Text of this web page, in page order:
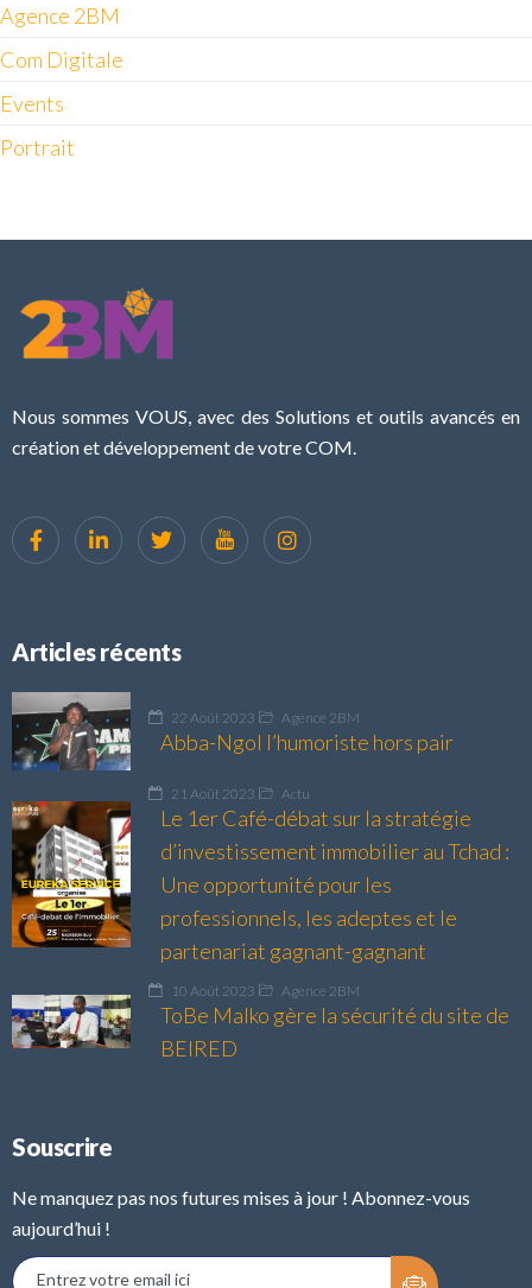
Agence 2BM
Com Digitale
Events
Portrait
Nous sommes VOUS, avec des Solutions et outils avancés en
création et développement de votre COM.
Articles récents
22 Août 2023 Agence 2BM
Abba-Ngol l’humoriste hors pair
21 Août 2023 Actu
Le 1er Café-débat sur la stratégie
d’investissement immobilier au Tchad :
Une opportunité pour les
professionnels, les adeptes et le
partenariat gagnant-gagnant
10 Août 2023 Agence 2BM
ToBe Malko gère la sécurité du site de
BEIRED
Souscrire
Ne manquez pas nos futures mises à jour ! Abonnez-vous
aujourd’hui !